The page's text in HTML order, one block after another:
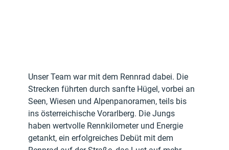
Unser Team war mit dem Rennrad dabei. Die
Strecken führten durch sanfte Hügel, vorbei an
Seen, Wiesen und Alpenpanoramen, teils bis
ins österreichische Vorarlberg. Die Jungs
haben wertvolle Rennkilometer und Energie
getankt, ein erfolgreiches Debüt mit dem